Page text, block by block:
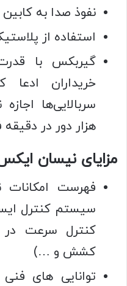
نفوذ صدا به کابین
استفاده از
گیربکس با
خریداران
سربالایی‌ها
هزار دور در دقیقه
مزایای نیسان
فهرست امکانات
سیستم کنترل
کنترل سرعت در
کشش و …)
توانایی های